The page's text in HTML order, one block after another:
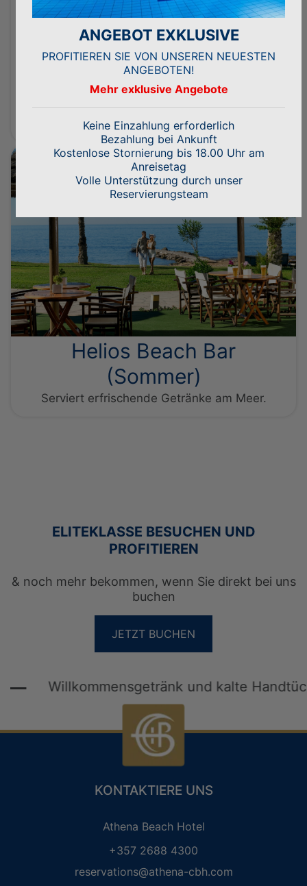
IDEAL FOR
HOCHZEITEN
GUEST LOYALTY CLUB
LOGIN
(Elite Class – Adults only über 16 Jahre).
Ein erhöhtes Paradies mit atemberaubendem
Meerblick ist der ideale Ort, um sich zu
entspannen, die Farben des Sonnenuntergangs
zu beobachten und dabei Ihre Cocktails und
Drinks bei entspannender Lounge-Musik zu
genießen.
Helios Beach Bar
(Sommer)
Serviert erfrischende Getränke am Meer.
ELITEKLASSE BESUCHEN UND
PROFITIEREN
& noch mehr bekommen, wenn Sie direkt bei uns
buchen
JETZT BUCHEN
Willkommensgetränk und kalte Handtücher
KONTAKTIERE UNS
Athena Beach Hotel
+357 2688 4300
reservations@athena-cbh.com
ANGEBOT EXKLUSIVE
PROFITIEREN SIE VON UNSEREN NEUESTEN
ANGEBOTEN!
Mehr exklusive Angebote
Keine Einzahlung erforderlich
Bezahlung bei Ankunft
Kostenlose Stornierung bis 18.00 Uhr am
Anreisetag
Volle Unterstützung durch unser
Reservierungsteam